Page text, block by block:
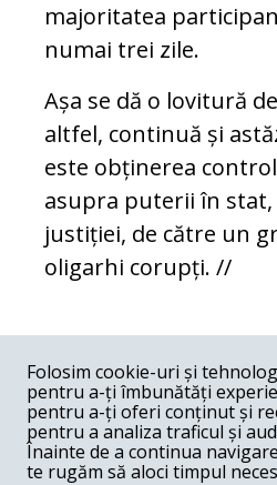
majoritatea
numai trei zile.
Așa se dă o lovitură
altfel, continuă și
este obținerea
asupra puterii în
justiției, de către un
oligarhi corupți. //
COMENTARII
Nume
Email
Folosim cookie-uri și
pentru a-ți îmbunătăți
pentru a-ți oferi conținut și
pentru a analiza traficul și
Înainte de a continua
te rugăm să aloci timpul